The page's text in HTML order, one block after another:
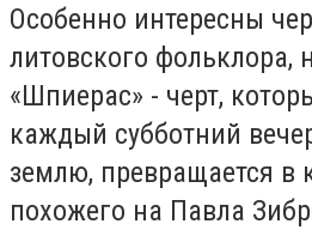
Особенно интересны
литовского фольклора,
«Шпиерас» - черт,
каждый субботний
землю, превращается в
похожего на Павла